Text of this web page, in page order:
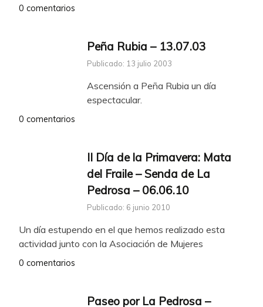
0 comentarios
Peña Rubia – 13.07.03
Publicado: 13 julio 2003
Ascensión a Peña Rubia un día
espectacular.
0 comentarios
II Día de la Primavera: Mata
del Fraile – Senda de La
Pedrosa – 06.06.10
Publicado: 6 junio 2010
Un día estupendo en el que hemos realizado esta
actividad junto con la Asociación de Mujeres
0 comentarios
Paseo por La Pedrosa –